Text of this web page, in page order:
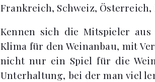
Frankreich, Schweiz, Österreich,
Kennen sich die Mitspieler
Klima für den Weinanbau, mit
nicht nur ein Spiel für die
Unterhaltung, bei der man viel